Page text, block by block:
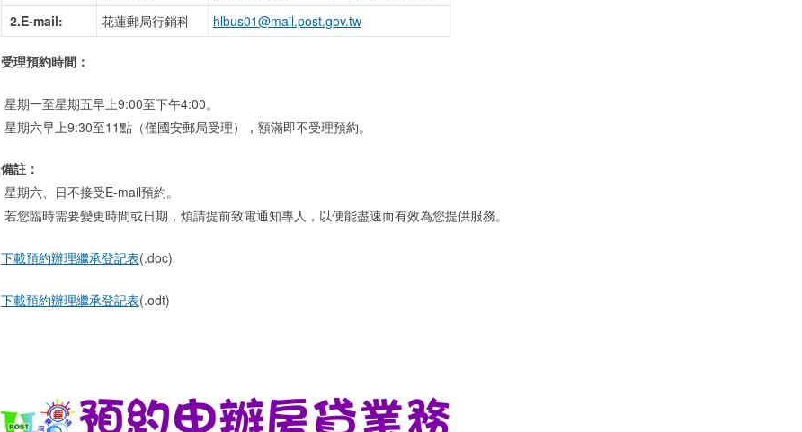
2.E-mail:
花蓮郵局行銷科 hlbus01@mail.post.gov.tw
受理預約時間：
星期一至星期五早上9:00至下午4:00。
星期六早上9:30至11點（僅國安郵局受理），額滿即不受理預約。
備註：
星期六、日不接受E-mail預約。
若您臨時需要變更時間或日期，煩請提前致電通知專人，以便能盡速而有效為您提供服務。
下載預約辦理繼承登記表(.doc)
下載預約辦理繼承登記表(.odt)